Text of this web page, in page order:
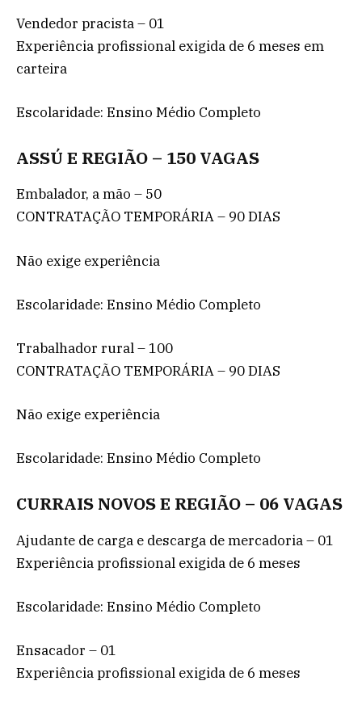
Vendedor pracista – 01
Experiência profissional exigida de 6 meses em
carteira
Escolaridade: Ensino Médio Completo
ASSÚ E REGIÃO – 150 VAGAS
Embalador, a mão – 50
CONTRATAÇÃO TEMPORÁRIA – 90 DIAS
Não exige experiência
Escolaridade: Ensino Médio Completo
Trabalhador rural – 100
CONTRATAÇÃO TEMPORÁRIA – 90 DIAS
Não exige experiência
Escolaridade: Ensino Médio Completo
CURRAIS NOVOS E REGIÃO – 06 VAGAS
Ajudante de carga e descarga de mercadoria – 01
Experiência profissional exigida de 6 meses
Escolaridade: Ensino Médio Completo
Ensacador – 01
Experiência profissional exigida de 6 meses